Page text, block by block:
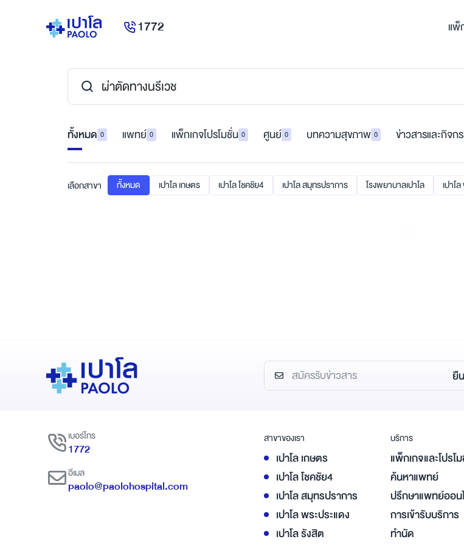
1772 แพ็
ทั้งหมด 0 แพทย์ 0 แพ็กเกจโปรโมชั่น 0 ศูนย์ 0 บทความสุขภาพ 0 ข่าวสารและกิจก
เลือกสาขา ทั้งหมด เปาโล เกษตร เปาโล โชคชัย4 เปาโล สมุทรปราการ โรงพยาบาลเปาโล เปาโ
ยื
เบอร์โทร
1772
อีเมล
paolo@paolohospital.com
สาขาของเรา
เปาโล เกษตร
เปาโล โชคชัย4
เปาโล สมุทรปราการ
เปาโล พระประแดง
เปาโล รังสิต
บริการ
แพ็กเกจและโปรโ
ค้นหาแพทย์
ปรึกษาแพทย์ออน
การเข้ารับบริการ
ทำนัด